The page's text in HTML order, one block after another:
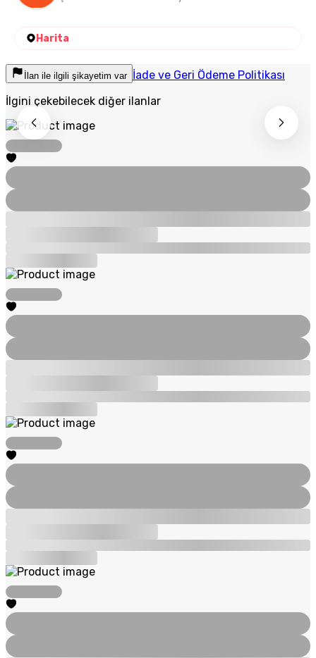
Harita
İlan ile ilgili şikayetim var İade ve Geri Ödeme Politikası
İlgini çekebilecek diğer ilanlar